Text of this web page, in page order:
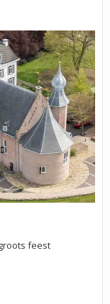
feest